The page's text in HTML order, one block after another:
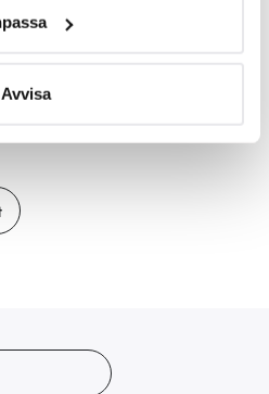
personliga uppgifter
ditt samtycke när som
innehållet och annonserna
vi tror att du tycker om. Det
vår trafik och göra
Avvisa
av våra kunder